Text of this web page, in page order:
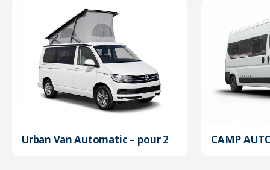
Urban Van Automatic – pour 2 CAMP